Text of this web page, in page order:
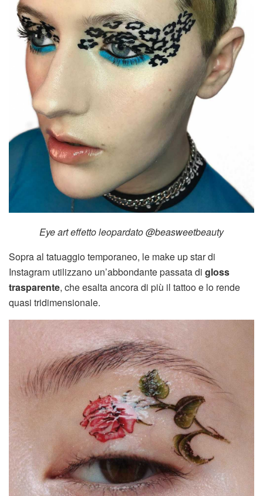
Eye art effetto leopardato @beasweetbeauty
Sopra al tatuaggio temporaneo, le make up star di
Instagram utilizzano un’abbondante passata di gloss
trasparente, che esalta ancora di più il tattoo e lo rende
quasi tridimensionale.